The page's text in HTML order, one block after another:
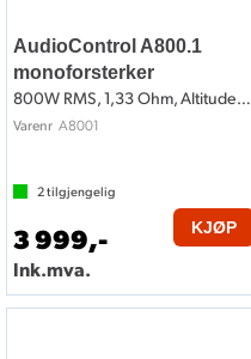
AudioControl A800.1
monoforsterker
800W RMS, 1,33 Ohm, Altitude-serien
Varenr A8001
2tilgjengelig
3 999,-
Ink.mva.
KJØP